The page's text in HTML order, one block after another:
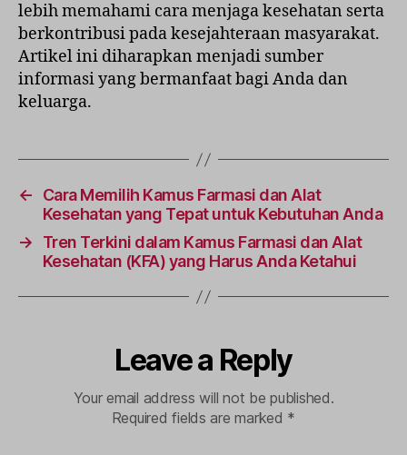
lebih memahami cara menjaga kesehatan serta
berkontribusi pada kesejahteraan masyarakat.
Artikel ini diharapkan menjadi sumber
informasi yang bermanfaat bagi Anda dan
keluarga.
←
Cara Memilih Kamus Farmasi dan Alat
Kesehatan yang Tepat untuk Kebutuhan Anda
→
Tren Terkini dalam Kamus Farmasi dan Alat
Kesehatan (KFA) yang Harus Anda Ketahui
Leave a Reply
Your email address will not be published.
Required fields are marked *